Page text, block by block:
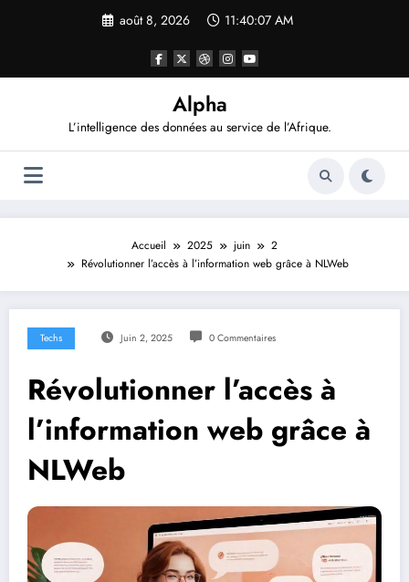
août 8, 2026 11:40:08 AM
Alpha
L’intelligence des données au service de l’Afrique.
Accueil 2025 juin
2
Révolutionner l’accès à l’information web grâce à NLWeb
Techs Juin 2, 2025 0 Commentaires
Révolutionner l’accès à
l’information web grâce à
NLWeb